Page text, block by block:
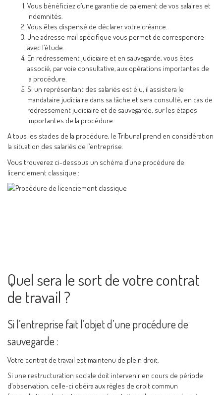
Vous bénéficiez d’une garantie de paiement de vos salaires et
indemnités.
Vous êtes dispensé de déclarer votre créance.
Une adresse mail spécifique vous permet de correspondre
avec l’étude.
En redressement judiciaire et en sauvegarde, vous êtes
associé, par voie consultative, aux opérations importantes de
la procédure.
Si un représentant des salariés est élu, il assistera le
mandataire judiciaire dans sa tâche et sera consulté, en cas de
redressement judiciaire et de sauvegarde, sur les étapes
importantes de la procédure.
A tous les stades de la procédure, le Tribunal prend en considération
la situation des salariés de l’entreprise.
Vous trouverez ci-dessous un schéma d’une procédure de
licenciement classique :
Quel sera le sort de votre contrat
de travail ?
Si l’entreprise fait l’objet d’une procédure de
sauvegarde :
Votre contrat de travail est maintenu de plein droit.
Si une restructuration sociale doit intervenir en cours de période
d’observation, celle-ci obéira aux règles de droit commun